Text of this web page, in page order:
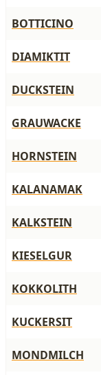
BOTTICINO
DIAMIKTIT
DUCKSTEIN
GRAUWACKE
HORNSTEIN
KALANAMAK
KALKSTEIN
KIESELGUR
KOKKOLITH
KUCKERSIT
MONDMILCH